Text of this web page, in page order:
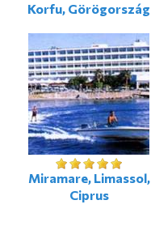
Korfu, Görögország
Miramare, Limassol,
Ciprus